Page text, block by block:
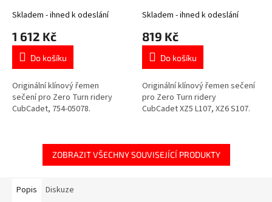
Skladem - ihned k odeslání
1 612 Kč
Do košíku
Originální klínový řemen
sečení pro Zero Turn ridery
CubCadet, 754-05078.
Skladem - ihned k odeslání
819 Kč
Do košíku
Originální klínový řemen sečení
pro Zero Turn ridery
CubCadet XZ5 L107, XZ6 S107.
ZOBRAZIT VŠECHNY SOUVISEJÍCÍ PRODUKTY
Popis Diskuze